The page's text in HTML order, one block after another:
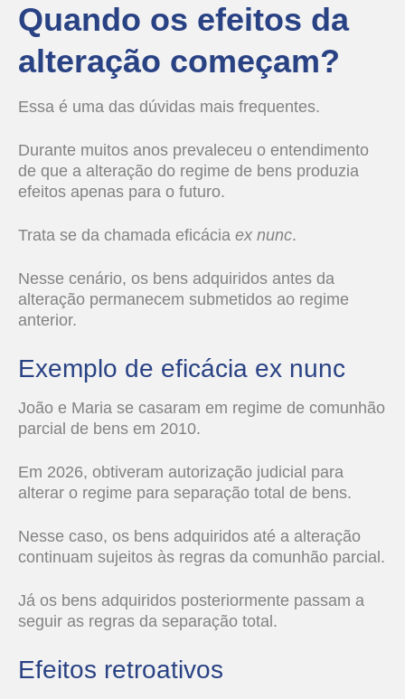
Quando os efeitos da
alteração começam?
Essa é uma das dúvidas mais frequentes.
Durante muitos anos prevaleceu o entendimento
de que a alteração do regime de bens produzia
efeitos apenas para o futuro.
Trata se da chamada eficácia ex nunc.
Nesse cenário, os bens adquiridos antes da
alteração permanecem submetidos ao regime
anterior.
Exemplo de eficácia ex nunc
João e Maria se casaram em regime de comunhão
parcial de bens em 2010.
Em 2026, obtiveram autorização judicial para
alterar o regime para separação total de bens.
Nesse caso, os bens adquiridos até a alteração
continuam sujeitos às regras da comunhão parcial.
Já os bens adquiridos posteriormente passam a
seguir as regras da separação total.
Efeitos retroativos